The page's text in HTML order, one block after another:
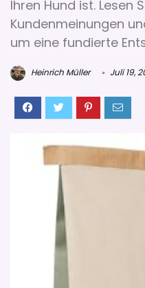
Ihren Hund ist. Lesen
Kundenmeinungen
um eine fundierte
Heinrich Müller Juli 19,